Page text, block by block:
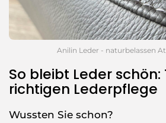
Anilin Leder - naturbelassen
So bleibt Leder schön:
richtigen Lederpflege
Wussten Sie schon?